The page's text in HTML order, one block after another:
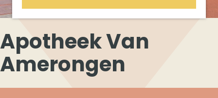
Apotheek Van
Amerongen